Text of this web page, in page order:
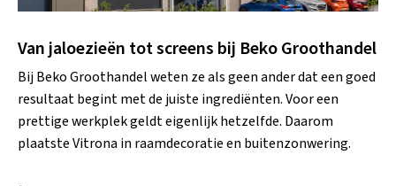
Van jaloezieën tot screens bij Beko Groothandel
Bij Beko Groothandel weten ze als geen ander dat een goed
resultaat begint met de juiste ingrediënten. Voor een
prettige werkplek geldt eigenlijk hetzelfde. Daarom
plaatste Vitrona in raamdecoratie en buitenzonwering.